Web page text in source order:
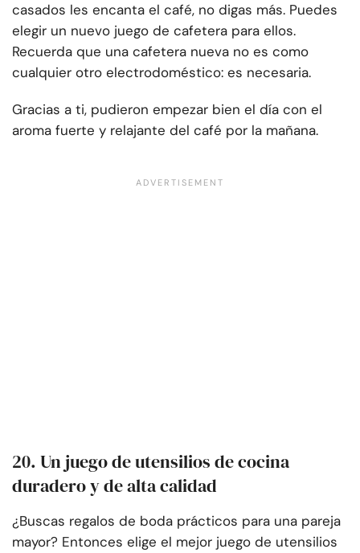
casados les encanta el café, no digas más. Puedes
elegir un nuevo juego de cafetera para ellos.
Recuerda que una cafetera nueva no es como
cualquier otro electrodoméstico: es necesaria.
Gracias a ti, pudieron empezar bien el día con el
aroma fuerte y relajante del café por la mañana.
20. Un juego de utensilios de cocina
duradero y de alta calidad
¿Buscas regalos de boda prácticos para una pareja
mayor? Entonces elige el mejor juego de utensilios